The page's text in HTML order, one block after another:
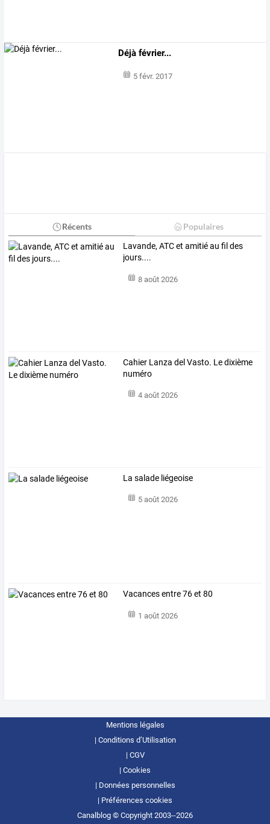
Déjà février...
5 févr. 2017
Récents Populaires
Lavande, ATC et amitié au fil des
jours....
8 août 2026
Cahier Lanza del Vasto. Le dixième
numéro
4 août 2026
La salade liégeoise
5 août 2026
Vacances entre 76 et 80
1 août 2026
Mentions légales
Conditions d’Utilisation
CGV
Cookies
Données personnelles
Préférences cookies
Canalblog © Copyright 2003--2026